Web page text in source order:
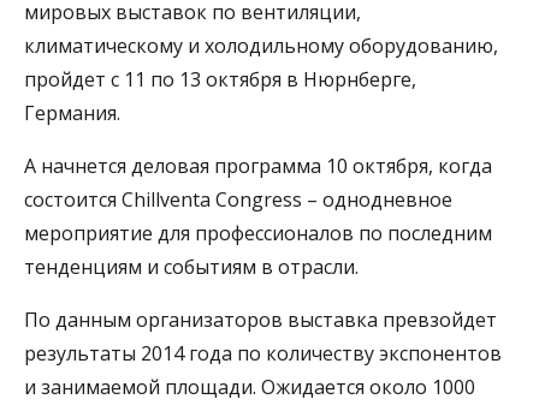
мировых выставок по вентиляции,
климатическому и холодильному оборудованию,
пройдет с 11 по 13 октября в Нюрнберге,
Германия.
А начнется деловая программа 10 октября, когда
состоится Chillventa Congress – однодневное
мероприятие для профессионалов по последним
тенденциям и событиям в отрасли.
По данным организаторов выставка превзойдет
результаты 2014 года по количеству экспонентов
и занимаемой площади. Ожидается около 1000